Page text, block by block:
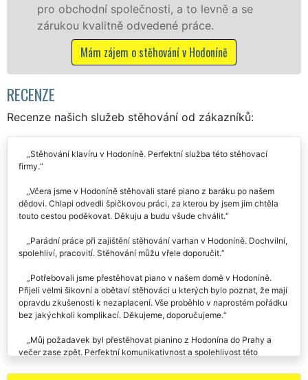
a to levně a se
odvedené práce.
o stěhování v Hodoníně
franchisové sítě
Nabízíme
včetně víkendů a
Mám zájem o
RECENZE
Recenze našich služeb stěhování od zákazníků:
Stěhování klavíru v Hodoníně. Perfektní služba této stěhovací
Včera jsme v Hodoníně stěhovali staré piano z baráku po našem
dědovi. Chlapi odvedli špičkovou práci, za kterou by jsem jim chtěla
Parádní práce při zajištění stěhování varhan v Hodoníně. Dochvilní,
Potřebovali jsme přestěhovat piano v našem domě v Hodoníně.
Přijeli velmi šikovní a obětaví stěhováci u kterých bylo poznat, že mají
opravdu zkušenosti k nezaplacení. Vše proběhlo v naprostém pořádku
Můj požadavek byl přestěhovat pianino z Hodonína do Prahy a